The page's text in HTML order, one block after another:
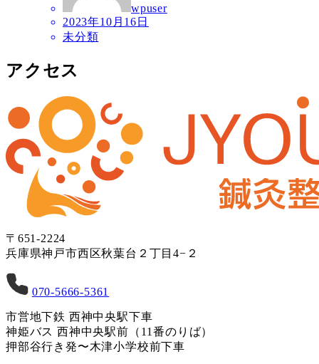
wpuser
2023年10月16日
未分類
アクセス
〒651-2224
兵庫県神戸市西区秋葉台２丁目4−２
070-5666-5361
市営地下鉄 西神中央駅下車
神姫バス 西神中央駅前（11番のりば）
押部谷行き発〜木津小学校前下車